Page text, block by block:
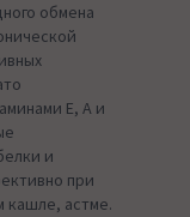
обмена
Е, А и
и
при
кашле, астме.